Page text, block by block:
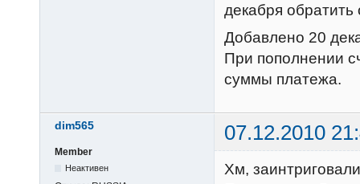
декабря
Добавлено 20
При пополнении
суммы платежа.
dim565 07.12.2010
Member
Неактивен
Хм,